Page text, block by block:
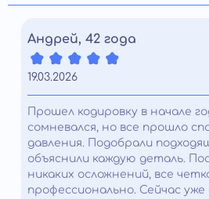
Андрей, 42 года
19.03.2026
Прошел кодировку в начале
сомневался, но все прошло
давления. Подобрали
объяснили каждую деталь.
никаких осложнений, все
профессионально. Сейчас